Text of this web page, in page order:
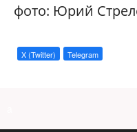
фото: Юрий
X (Twitter) Telegram